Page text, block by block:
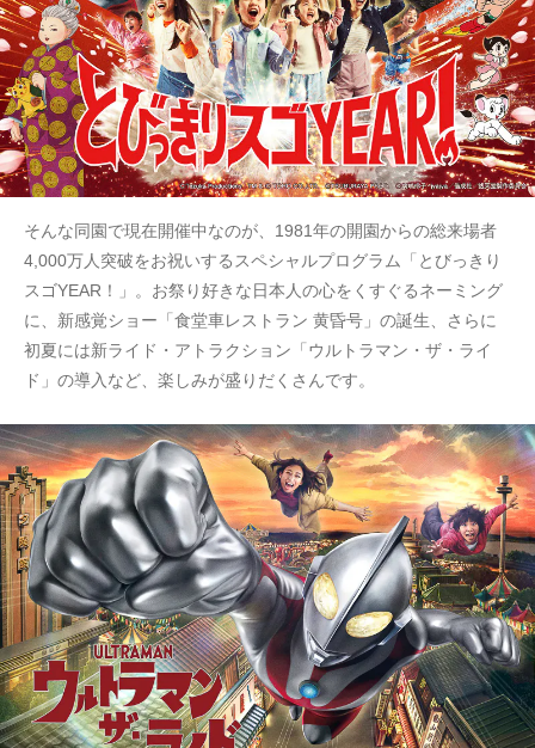
そんな同園で現在開催中なのが、1981年の開園からの総来場者
4,000万人突破をお祝いするスペシャルプログラム「とびっきり
スゴYEAR！」。お祭り好きな日本人の心をくすぐるネーミング
に、新感覚ショー「食堂車レストラン 黄昏号」の誕生、さらに
初夏には新ライド・アトラクション「ウルトラマン・ザ・ライ
ド」の導入など、楽しみが盛りだくさんです。